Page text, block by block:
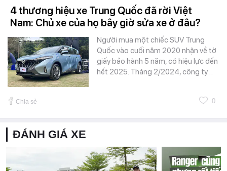
4 thương hiệu xe Trung Quốc đã rời Việt
Nam: Chủ xe của họ bây giờ sửa xe ở đâu?
Người mua một chiếc SUV Trung
Quốc vào cuối năm 2020 nhận về tờ
giấy bảo hành 5 năm, có hiệu lực đến
hết 2025. Tháng 2/2024, công ty…
Chia sẻ 0
ĐÁNH GIÁ XE